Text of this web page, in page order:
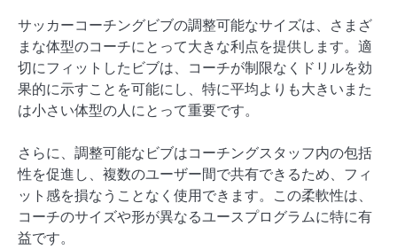
サッカーコーチングビブの調整可能なサイズは、さまざ
まな体型のコーチにとって大きな利点を提供します。適
切にフィットしたビブは、コーチが制限なくドリルを効
果的に示すことを可能にし、特に平均よりも大きいまた
は小さい体型の人にとって重要です。
さらに、調整可能なビブはコーチングスタッフ内の包括
性を促進し、複数のユーザー間で共有できるため、フィ
ット感を損なうことなく使用できます。この柔軟性は、
コーチのサイズや形が異なるユースプログラムに特に有
益です。